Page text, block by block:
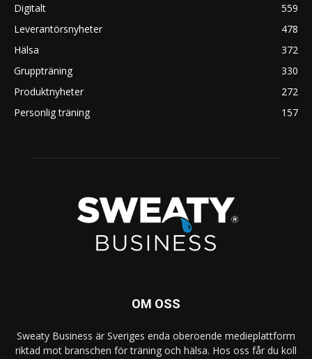
Digitalt
559
Leverantörsnyheter
478
Hälsa
372
Gruppträning
330
Produktnyheter
272
Personlig träning
157
OM OSS
Sweaty Business är Sveriges enda oberoende medieplattform
riktad mot branschen för träning och hälsa. Hos oss får du koll